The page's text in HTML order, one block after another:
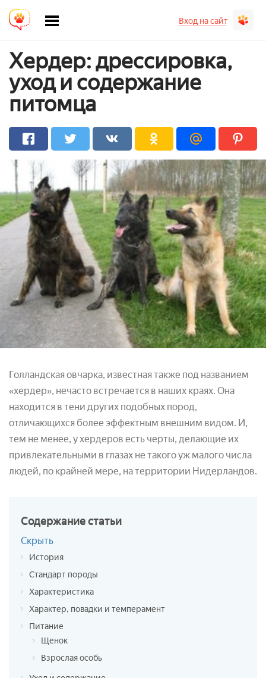
Вход на сайт
Хердер: дрессировка,
уход и содержание
питомца
Голландская овчарка, известная также под названием
«хердер», нечасто встречается в наших краях. Она
находится в тени других подобных пород,
отличающихся более эффектным внешним видом. И,
тем не менее, у хердеров есть черты, делающие их
привлекательными в глазах не такого уж малого числа
людей, по крайней мере, на территории Нидерландов.
Содержаниестатьи
Скрыть
История
Стандарт породы
Характеристика
Характер, повадки и темперамент
Питание
Щенок
Взрослая особь